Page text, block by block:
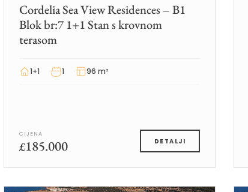
Cordelia Sea View Residences – B1
Blok br:7 1+1 Stan s krovnom
terasom
1+1 1 96 m²
CIJENA
£185.000 DETALJI